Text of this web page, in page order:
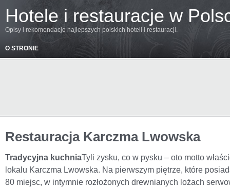
Hotele i restauracje w
Opisy i rekomendacje najlepszych polskich hoteli i restauracji.
O STRONIE
Restauracja Karczma Lwowska
Tradycyjna kuchniaTyli zysku, co w pysku – oto motto
lokalu Karczma Lwowska. Na pierwszym piętrze, które
80 miejsc, w intymnie rozłożo­nych drewnianych lożach